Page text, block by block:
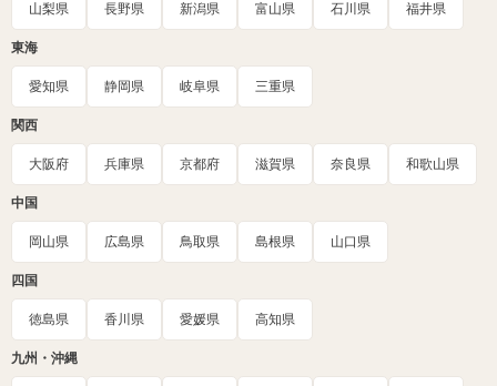
山梨県 長野県 新潟県 富山県 石川県 福井県
東海
愛知県 静岡県 岐阜県 三重県
関西
大阪府 兵庫県 京都府 滋賀県 奈良県 和歌山県
中国
岡山県 広島県 鳥取県 島根県 山口県
四国
徳島県 香川県 愛媛県 高知県
九州・沖縄